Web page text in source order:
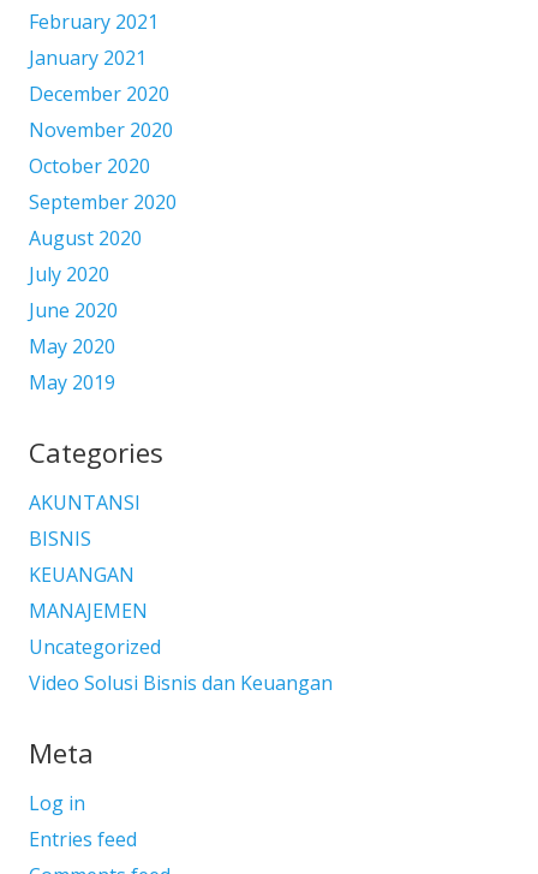
February 2021
January 2021
December 2020
November 2020
October 2020
September 2020
August 2020
July 2020
June 2020
May 2020
May 2019
Categories
AKUNTANSI
BISNIS
KEUANGAN
MANAJEMEN
Uncategorized
Video Solusi Bisnis dan Keuangan
Meta
Log in
Entries feed